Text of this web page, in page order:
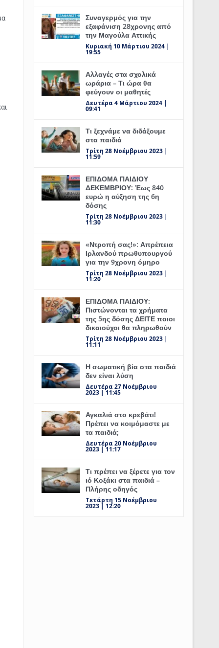
Συναγερμός για την
εξαφάνιση 28χρονης από
την Μαγούλα Αττικής
Κυριακή 10 Μάρτιου 2024 |
19:55
Αλλαγές στα σχολικά
ωράρια – Τι ώρα θα
φεύγουν οι μαθητές
Δευτέρα 4 Μάρτιου 2024 |
09:41
Τι ξεχνάμε να διδάξουμε
στα παιδιά
Τρίτη 28 Νοέμβριου 2023 |
11:59
ΕΠΙΔΟΜΑ ΠΑΙΔΙΟΥ
ΔΕΚΕΜΒΡΙΟΥ: Έως 840
ευρώ η αύξηση της 6η
δόσης
Τρίτη 28 Νοέμβριου 2023 |
11:30
«Ντροπή σας!»: Απρέπεια
Ιρλανδού πρωθυπουργού
για την 9χρονη όμηρο
Τρίτη 28 Νοέμβριου 2023 |
11:20
ΕΠΙΔΟΜΑ ΠΑΙΔΙΟΥ:
Πιστώνονται τα χρήματα
της 5ης δόσης ΔΕΙΤΕ ποιοι
δικαιούχοι θα πληρωθούν
Τρίτη 28 Νοέμβριου 2023 |
11:11
Η σωματική βία στα παιδιά
δεν είναι λύση
Δευτέρα 27 Νοέμβριου
2023 | 11:45
Αγκαλιά στο κρεβάτι!
Πρέπει να κοιμόμαστε με
τα παιδιά;
Δευτέρα 20 Νοέμβριου
2023 | 11:17
Τι πρέπει να ξέρετε για τον
ιό Κοξάκι στα παιδιά –
Πλήρης οδηγός
Τετάρτη 15 Νοέμβριου
2023 | 12:20